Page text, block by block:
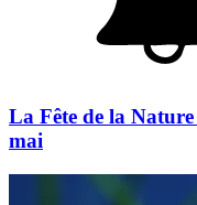
La Fête de la
mai